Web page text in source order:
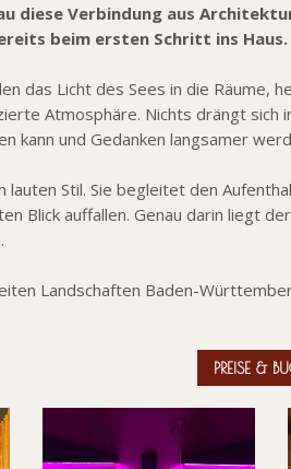
diese Verbindung aus
beim ersten Schritt ins Haus.
das Licht des Sees in die Räume,
Atmosphäre. Nichts drängt
kann und Gedanken langsamer
Stil. Sie begleitet den
Blick auffallen. Genau darin liegt
Landschaften Baden-
PREISE &